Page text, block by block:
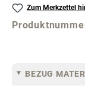
Zum Merkzettel
BEZUG